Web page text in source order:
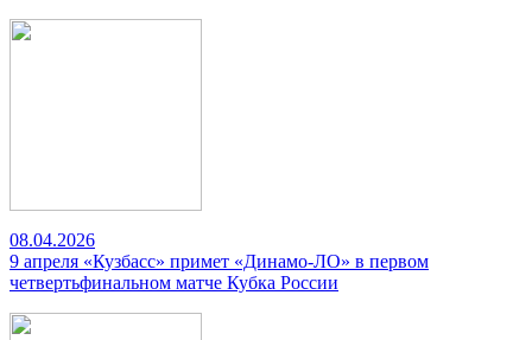
08.04.2026
9 апреля «Кузбасс» примет «Динамо-ЛО» в первом
четвертьфинальном матче Кубка России